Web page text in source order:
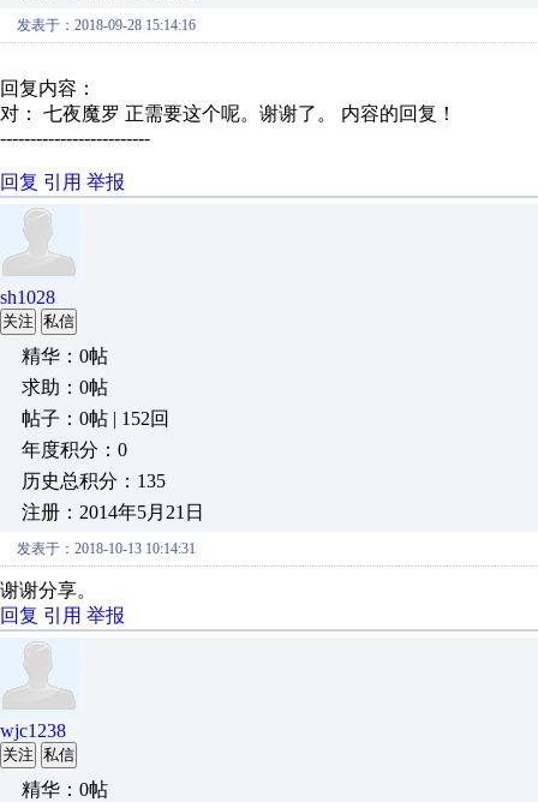
发表于：2018-09-28 15:14:16
回复内容：
对： 七夜魔罗 正需要这个呢。谢谢了。 内容的回复！
-------------------------
回复 引用 举报
sh1028
关注 私信
精华：0帖
求助：0帖
帖子：0帖 | 152回
年度积分：0
历史总积分：135
注册：2014年5月21日
发表于：2018-10-13 10:14:31
谢谢分享。
回复 引用 举报
wjc1238
关注 私信
精华：0帖